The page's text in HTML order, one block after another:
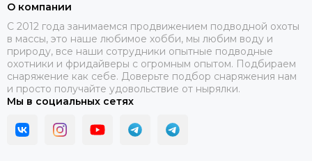
О компании
C 2012 года занимаемся продвижением подводной охоты
в массы, это наше любимое хобби, мы любим воду и
природу, все наши сотрудники опытные подводные
охотники и фридайверы с огромным опытом. Подбираем
снаряжение как себе. Доверьте подбор снаряжения нам
и просто получайте удовольствие от нырялки.
Мы в социальных сетях